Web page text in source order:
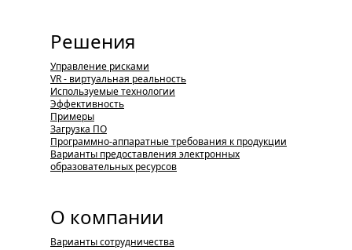
Решения
Управление рисками
VR - виртуальная реальность
Используемые технологии
Эффективность
Примеры
Загрузка ПО
Программно-аппаратные требования к продукции
Варианты предоставления электронных
образовательных ресурсов
О компании
Варианты сотрудничества